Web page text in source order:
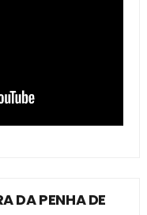
DA PENHA DE